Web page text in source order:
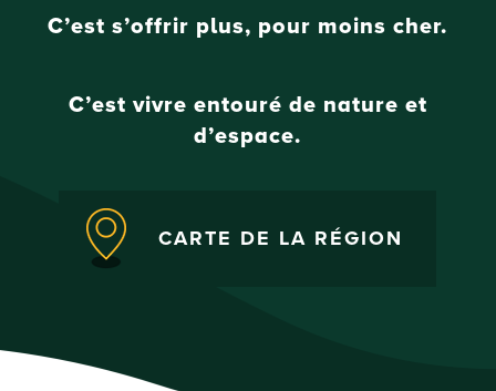
C’est s’offrir plus, pour moins cher.
C’est vivre entouré de nature et
d’espace.
CARTE DE LA RÉGION